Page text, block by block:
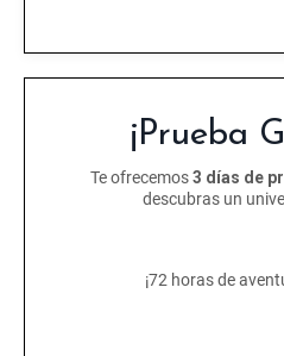
¡Prueba
Te ofrecemos3 días de
descubras un
¡72 horas de